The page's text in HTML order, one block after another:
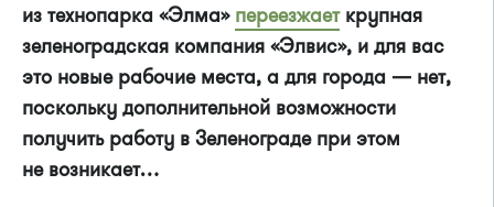
из технопарка «Элма» переезжаеткрупная
зеленоградская компания «Элвис», и для вас
это новые рабочие места, а для города — нет,
поскольку дополнительной возможности
получить работу в Зеленограде при этом
не возникает…